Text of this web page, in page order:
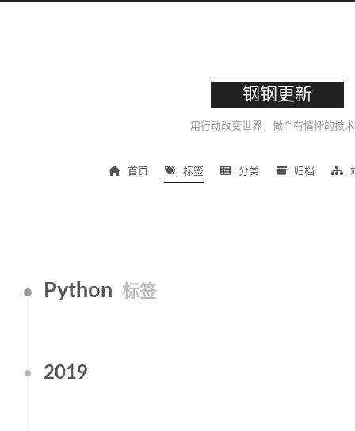
钢钢更新
用行动改变世界，做个有情怀的技
首页 标签 分类 归档
Python 标签
2019